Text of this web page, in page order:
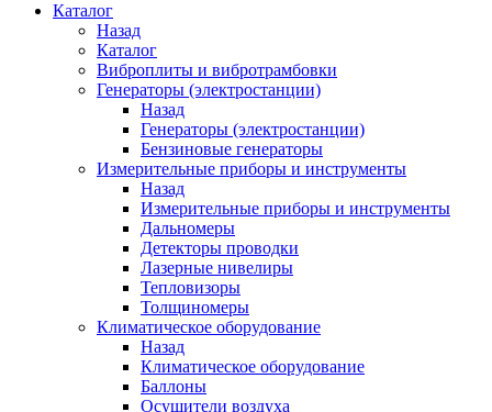
Каталог
Назад
Каталог
Виброплиты и вибротрамбовки
Генераторы (электростанции)
Назад
Генераторы (электростанции)
Бензиновые генераторы
Измерительные приборы и инструменты
Назад
Измерительные приборы и инструменты
Дальномеры
Детекторы проводки
Лазерные нивелиры
Тепловизоры
Толщиномеры
Климатическое оборудование
Назад
Климатическое оборудование
Баллоны
Осушители воздуха